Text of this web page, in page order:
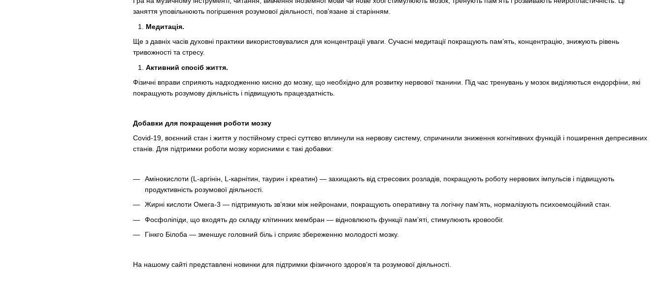
заняття уповільнюють погіршення розумової діяльності, пов’язане зі старінням.
Медитація.
Ще з давніх часів духовні практики використовувалися для концентрації уваги. Сучасні медитації покращують пам’ять, концентрацію, знижують рівень
тривожності та стресу.
Активний спосіб життя.
Фізичні вправи сприяють надходженню кисню до мозку, що необхідно для розвитку нервової тканини. Під час тренувань у мозок виділяються ендорфіни, які
покращують розумову діяльність і підвищують працездатність.
Добавки для покращення роботи мозку
Covid-19, воєнний стан і життя у постійному стресі суттєво вплинули на нервову систему, спричинили зниження когнітивних функцій і поширення депресивних
станів. Для підтримки роботи мозку корисними є такі добавки:
Амінокислоти (L-аргінін, L-карнітин, таурин і креатин) — захищають від стресових розладів, покращують роботу нервових імпульсів і підвищують
продуктивність розумової діяльності.
Жирні кислоти Омега-3 — підтримують зв’язки між нейронами, покращують оперативну та логічну пам’ять, нормалізують психоемоційний стан.
Фосфоліпіди, що входять до складу клітинних мембран — відновлюють функції пам’яті, стимулюють кровообіг.
Гінкго Білоба — зменшує головний біль і сприяє збереженню молодості мозку.
На нашому сайті представлені новинки для підтримки фізичного здоров’я та розумової діяльності.